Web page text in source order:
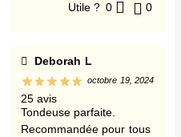
Utile ? 0 0
Deborah L
25 avis
octobre 19, 2024
Tondeuse parfaite.
Recommandée pour tous